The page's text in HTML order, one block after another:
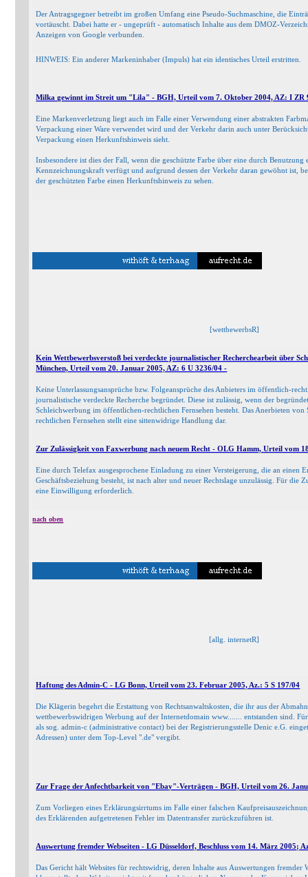
Der Antragsgegner betreibt im großen Umfang eine Pseudo-Suchmaschine, die
vortäuscht. Dabei hatte er - ungeprüft - automatisch Inhalte aus dem DMOZ-
Anzeigen von Google verbunden.
HINWEIS: Ein anderer Markeninhaber (Impuls) hat ein identisches Urteil erstritten.
Milka gewinnt im Streit um "Lila" - BGH, Urteil vom 7. Oktober 2004, AZ: I ZR
Eine Markenverletzung liegt auch im Falle einer Verwendung einer abstrakten
Verpackung einer Ware verwendet wird und der Verkehr darin auch unter
Verpackung einen Herkunftshinweis sieht.
Insbesondere ist dies der Fall, wenn die geschützte Farbe über eine durch Benutzung
Kennzeichnungskraft verfügt und aufgrund dessen der Verkehr daran gewöhnt ist,
der geschützten Farbe einen Herkunftshinweis zu sehen.
[wettbewerbsR]
Kein Wettbewerbsverstoß bei verdeckte journalistischer Recherchearbeit über
München, Urteil vom 20. Januar 2005, AZ: 6 U 3236/04 -
Keine Unterlassungsansprüche bzw. Folgeansprüche des Anbieters im öffentlich-
journalistische verdeckte Recherche begründet. Diese ist zulässig, wenn der
Schleichwerbung im öffentlichen-rechtlichen Fernsehen besteht. Das Anerbieten
rechtlichen Fernsehen stellt eine sittenwidrige Handlung dar.
Zur Zulässigkeit von Faxwerbung nach neuem Recht - OLG Hamm, Urteil vom
Eine durch Telefax ausgesprochene Einladung zu einer Versteigerung, die an einen
Geschäftsbeziehung besteht, ist nach alter und neuer Rechtslage unzulässig. Für die
eine Einwilligung erforderlich.
nach oben
[allg. internetR]
Haftung des Admin-C - LG Bonn, Urteil vom 23. Februar 2005, Az.: 5 S 197/04
Die Klägerin begehrt die Erstattung von Rechtsanwaltskosten, die ihr aus der
wettbewerbswidrigen Werbung auf der Internetdomain www....... entstanden sind.
als sog. admin-c (administrative contact) bei der Registrierungsstelle Denic e.G.
Adressen) unter dem Top-Level ".de" vergibt.
Zur Frage der Anfechtbarkeit von "Ebay"-Verträgen - BGH, Urteil vom 26.
Zum Vorliegen eines Erklärungsirrtums im Falle einer falschen
des Erklärenden aufgetretenen Fehler im Datentransfer zurückzuführen ist.
Auswertung fremder Webseiten - LG Düsseldorf, Beschluss vom 14. März 2005;
Das Gericht hält Websites für rechtswidrig, deren Inhalte aus Auswertungen fremder